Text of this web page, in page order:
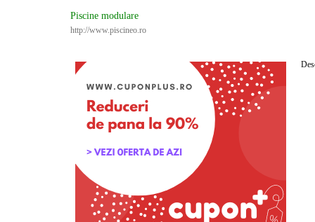
Piscine modulare
http://www.piscineo.ro